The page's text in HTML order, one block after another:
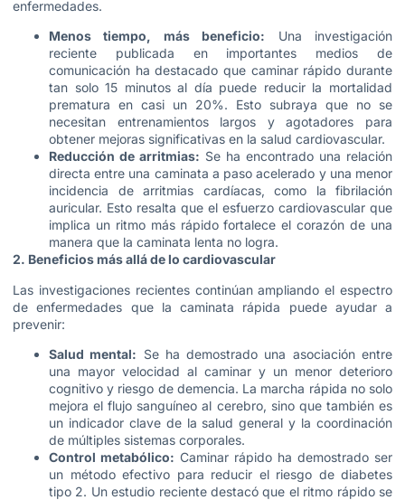
enfermedades.
Menos tiempo, más beneficio: Una investigación
reciente publicada en importantes medios de
comunicación ha destacado que caminar rápido durante
tan solo 15 minutos al día puede reducir la mortalidad
prematura en casi un 20%. Esto subraya que no se
necesitan entrenamientos largos y agotadores para
obtener mejoras significativas en la salud cardiovascular.
Reducción de arritmias: Se ha encontrado una relación
directa entre una caminata a paso acelerado y una menor
incidencia de arritmias cardíacas, como la fibrilación
auricular. Esto resalta que el esfuerzo cardiovascular que
implica un ritmo más rápido fortalece el corazón de una
manera que la caminata lenta no logra.
2. Beneficios más allá de lo cardiovascular
Las investigaciones recientes continúan ampliando el espectro
de enfermedades que la caminata rápida puede ayudar a
prevenir:
Salud mental: Se ha demostrado una asociación entre
una mayor velocidad al caminar y un menor deterioro
cognitivo y riesgo de demencia. La marcha rápida no solo
mejora el flujo sanguíneo al cerebro, sino que también es
un indicador clave de la salud general y la coordinación
de múltiples sistemas corporales.
Control metabólico: Caminar rápido ha demostrado ser
un método efectivo para reducir el riesgo de diabetes
tipo 2. Un estudio reciente destacó que el ritmo rápido se